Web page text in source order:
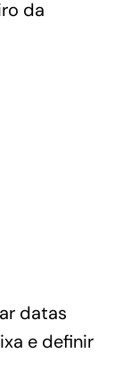
da
datas
e definir